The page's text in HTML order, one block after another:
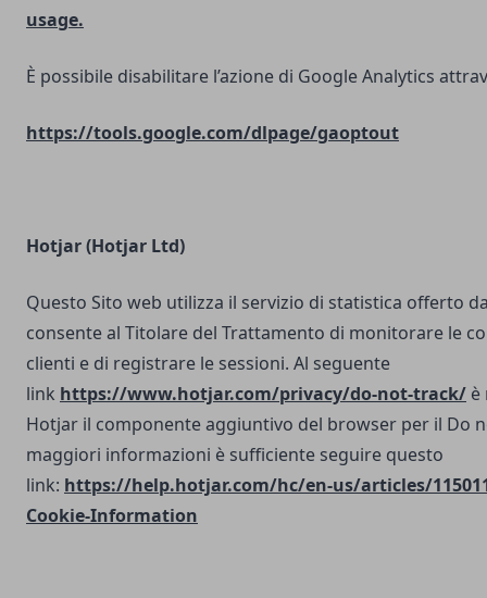
usage.
È possibile disabilitare l’azione di Google Analytics
https://tools.google.com/dlpage/gaoptout
Hotjar (Hotjar Ltd)
Questo Sito web utilizza il servizio di statistica offerto
consente al Titolare del Trattamento di monitorare le
clienti e di registrare le sessioni. Al seguente
link https://www.hotjar.com/privacy/do-not-track/ è
Hotjar il componente aggiuntivo del browser per il Do
maggiori informazioni è sufficiente seguire questo
link: https://help.hotjar.com/hc/en-us/articles/
Cookie-Information